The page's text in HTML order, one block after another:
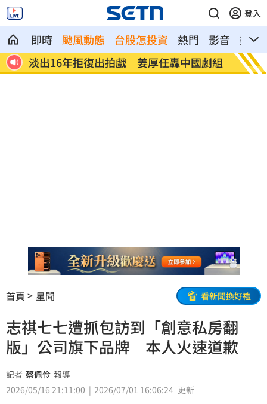
登入
即時 颱風動態 台股怎投資 熱門 影音
熱搜
淡出16年拒復出拍戲 姜厚任轟中國劇組 淡江
首頁 星聞 看新聞換好禮
志祺七七遭抓包訪到「創意私房翻
版」公司旗下品牌 本人火速道歉
記者 蔡佩伶 報導
2026/05/16 21:11:00
2026/07/01 16:06:24 更新